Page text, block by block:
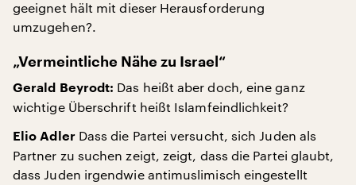
geeignet hält mit dieser Herausforderung
umzugehen?.
„Vermeintliche Nähe zu Israel“
Gerald Beyrodt: Das heißt aber doch, eine ganz
wichtige Überschrift heißt Islamfeindlichkeit?
Elio Adler Dass die Partei versucht, sich Juden als
Partner zu suchen zeigt, zeigt, dass die Partei glaubt,
dass Juden irgendwie antimuslimisch eingestellt